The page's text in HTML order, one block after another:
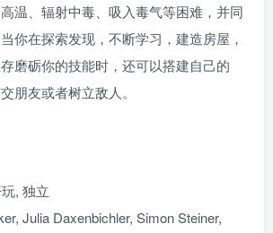
温、辐射中毒、吸入毒气等困难，并同
你在探索发现，不断学习，建造房屋，
磨砺你的技能时，还可以搭建自己的
朋友或者树立敌人。
, 独立
Julia Daxenbichler, Simon Steiner,